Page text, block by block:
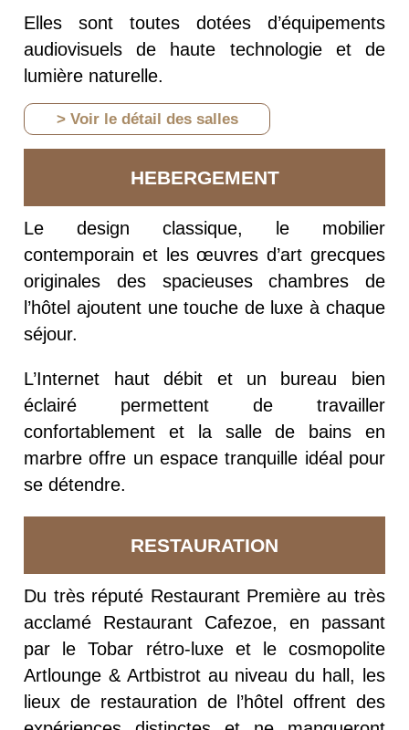
Elles sont toutes dotées d’équipements
audiovisuels de haute technologie et de
lumière naturelle.
> Voir le détail des salles
HEBERGEMENT
Le design classique, le mobilier
contemporain et les œuvres d’art grecques
originales des spacieuses chambres de
l’hôtel ajoutent une touche de luxe à chaque
séjour.
L’Internet haut débit et un bureau bien
éclairé permettent de travailler
confortablement et la salle de bains en
marbre offre un espace tranquille idéal pour
se détendre.
RESTAURATION
Du très réputé Restaurant Première au très
acclamé Restaurant Cafezoe, en passant
par le Tobar rétro-luxe et le cosmopolite
Artlounge & Artbistrot au niveau du hall, les
lieux de restauration de l’hôtel offrent des